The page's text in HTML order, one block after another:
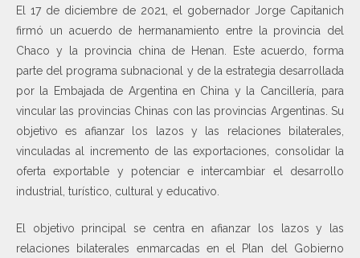
El 17 de diciembre de 2021, el gobernador Jorge Capitanich
firmó un acuerdo de hermanamiento entre la provincia del
Chaco y la provincia china de Henan. Este acuerdo, forma
parte del programa subnacional y de la estrategia desarrollada
por la Embajada de Argentina en China y la Cancillería, para
vincular las provincias Chinas con las provincias Argentinas. Su
objetivo es afianzar los lazos y las relaciones bilaterales,
vinculadas al incremento de las exportaciones, consolidar la
oferta exportable y potenciar e intercambiar el desarrollo
industrial, turístico, cultural y educativo.
El objetivo principal se centra en afianzar los lazos y las
relaciones bilaterales enmarcadas en el Plan del Gobierno